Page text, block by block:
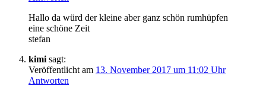
Hallo da würd der kleine aber ganz schön rumhüpfen
eine schöne Zeit
stefan
kimi sagt:
Veröffentlicht am 13. November 2017 um 11:02 Uhr
Antworten